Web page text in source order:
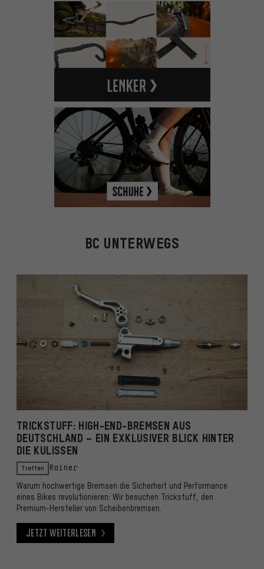
BC UNTERWEGS
TRICKSTUFF: HIGH-END-BREMSEN AUS
DEUTSCHLAND – EIN EXKLUSIVER BLICK HINTER
DIE KULISSEN
Treffen Rainer
Warum hochwertige Bremsen die Sicherheit und Performance
eines Bikes revolutionieren: Wir besuchen Trickstuff, den
Premium-Hersteller von Scheibenbremsen.
Jetzt weiterlesen